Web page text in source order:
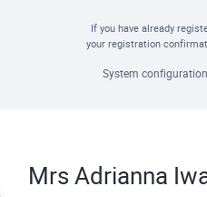
If you have already
your registration
System
Mrs Adrianna